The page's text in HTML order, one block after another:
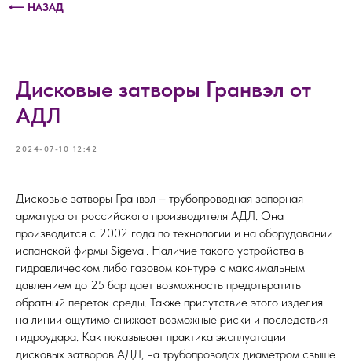
⟵ НАЗАД
Дисковые затворы Гранвэл от
АДЛ
2024-07-10 12:42
Дисковые затворы Гранвэл – трубопроводная запорная
арматура от российского производителя АДЛ. Она
производится с 2002 года по технологии и на оборудовании
испанской фирмы Sigeval. Наличие такого устройства в
гидравлическом либо газовом контуре с максимальным
давлением до 25 бар дает возможность предотвратить
обратный переток среды. Также присутствие этого изделия
на линии ощутимо снижает возможные риски и последствия
гидроудара. Как показывает практика эксплуатации
дисковых затворов АДЛ, на трубопроводах диаметром свыше